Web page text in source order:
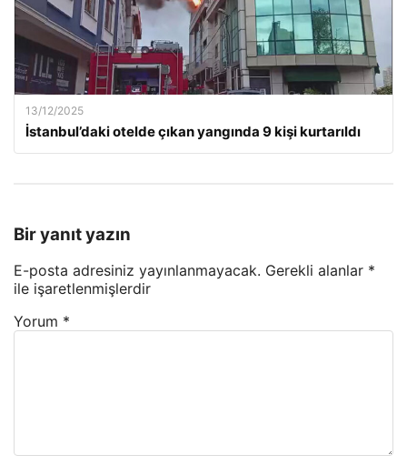
13/12/2025
İstanbul’daki otelde çıkan yangında 9 kişi kurtarıldı
Bir yanıt yazın
E-posta adresiniz yayınlanmayacak. Gerekli alanlar *
ile işaretlenmişlerdir
Yorum *